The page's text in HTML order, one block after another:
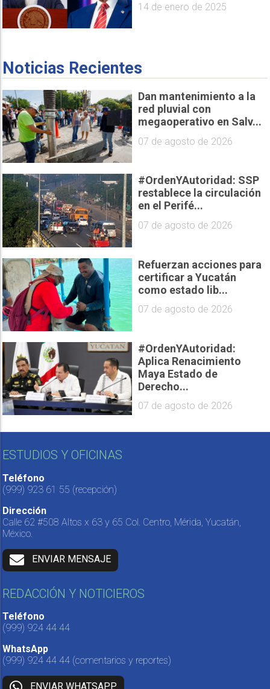
14 de enero de 2025
Noticias Recientes
Dan mantenimiento a la
red pluvial con
megaoperativo en Salv...
07 de agosto de 2026
#OrdenYAutoridad: SSP
restablece la circulación
en el Perifé...
07 de agosto de 2026
Refuerzan acciones para
certificar a Yucatán
como estado lib...
07 de agosto de 2026
#OrdenYAutoridad:
Aplica Renacimiento
Maya Estado de
Derecho...
07 de agosto de 2026
ESTUDIOS Y OFICINAS
Teléfono
(999) 923 61 55 (recepción)
Dirección
Calle 62 #508 Altos x 63 y 65 Col. Centro, Mérida, Yucatán,
México.
ENVIAR MENSAJE
REDACCIÓN Y NOTICIEROS
Teléfono
(999) 924 44 44
WhatsApp
(999) 924 44 44 (comentarios y reportes)
ENVIAR WHATSAPP